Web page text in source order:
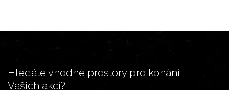
Hledáte vhodné prostory pro konání
Vašich akcí?